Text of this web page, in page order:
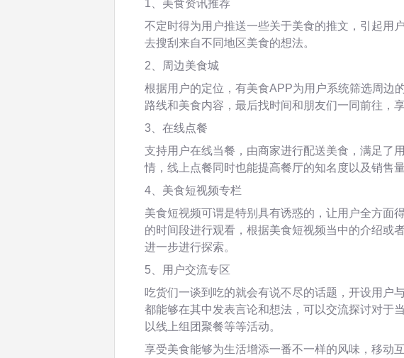
1、美食资讯推荐
不定时得为用户推送一些关于美食的推文，引起用
去搜刮来自不同地区美食的想法。
2、周边美食城
根据用户的定位，有美食APP为用户系统筛选周边
路线和美食内容，最后找时间和朋友们一同前往，
3、在线点餐
支持用户在线当餐，由商家进行配送美食，满足了
情，线上点餐同时也能提高餐厅的知名度以及销售量
4、美食短视频专栏
美食短视频可谓是特别具有诱惑的，让用户全方面
的时间段进行观看，根据美食短视频当中的介绍或
进一步进行探索。
5、用户交流专区
吃货们一谈到吃的就会有说不尽的话题，开设用户
都能够在其中发表言论和想法，可以交流探讨对于
以线上组团聚餐等等活动。
享受美食能够为生活增添一番不一样的风味，移动